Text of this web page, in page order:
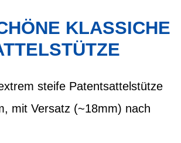
KLASSICHE
steife Patentsattelstütze
mit Versatz (~18mm) nach